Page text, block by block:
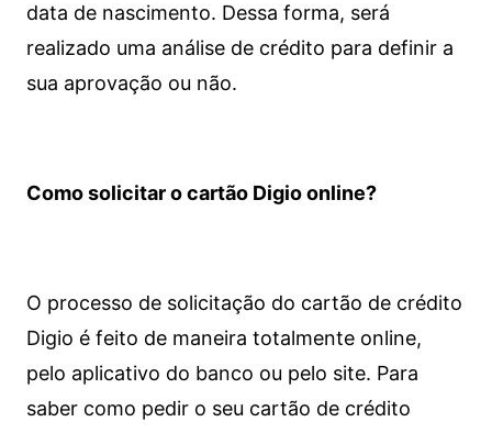
data de nascimento. Dessa forma, será
realizado uma análise de crédito para definir a
sua aprovação ou não.
Como solicitar o cartão Digio online?
O processo de solicitação do cartão de crédito
Digio é feito de maneira totalmente online,
pelo aplicativo do banco ou pelo site. Para
saber como pedir o seu cartão de crédito